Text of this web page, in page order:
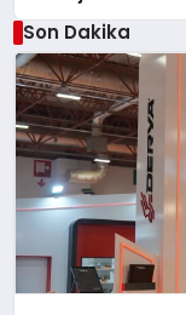
Düzenleyici
Son Dakika